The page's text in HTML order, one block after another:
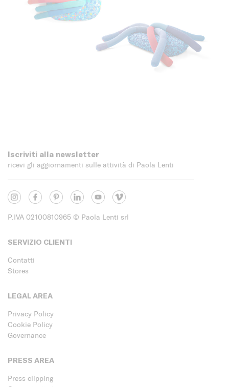
Iscriviti alla newsletter
ricevi gli aggiornamenti sulle attività di Paola Lenti
P.IVA 02100810965 © Paola Lenti srl
SERVIZIO CLIENTI
Contatti
Stores
LEGAL AREA
Privacy Policy
Cookie Policy
Governance
PRESS AREA
Press clipping